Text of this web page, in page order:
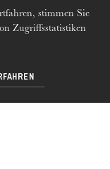
stimmen Sie
Zugriffsstatistiken